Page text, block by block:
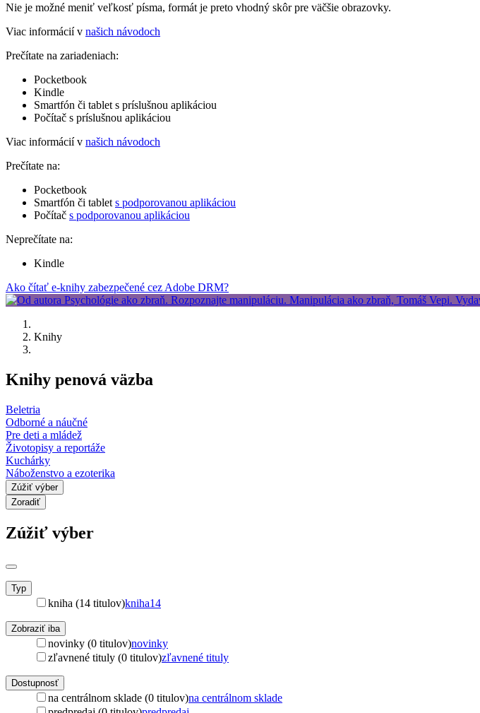
Nie je možné meniť veľkosť písma, formát je preto vhodný skôr pre väčšie obrazovky.
Viac informácií v našich návodoch
Prečítate na zariadeniach:
Pocketbook
Kindle
Smartfón či tablet s príslušnou aplikáciou
Počítač s príslušnou aplikáciou
Viac informácií v našich návodoch
Prečítate na:
Pocketbook
Smartfón či tablet s podporovanou aplikáciou
Počítač s podporovanou aplikáciou
Neprečítate na:
Kindle
Ako čítať e-knihy zabezpečené cez Adobe DRM?
Knihy
Knihy penová väzba
Beletria
Odborné a náučné
Pre deti a mládež
Životopisy a reportáže
Kuchárky
Náboženstvo a ezoterika
Zúžiť výber
Zoradiť
Zúžiť výber
Typ
kniha (14 titulov)kniha14
Zobraziť iba
novinky (0 titulov)novinky
zľavnené tituly (0 titulov)zľavnené tituly
Dostupnosť
na centrálnom sklade (0 titulov)na centrálnom sklade